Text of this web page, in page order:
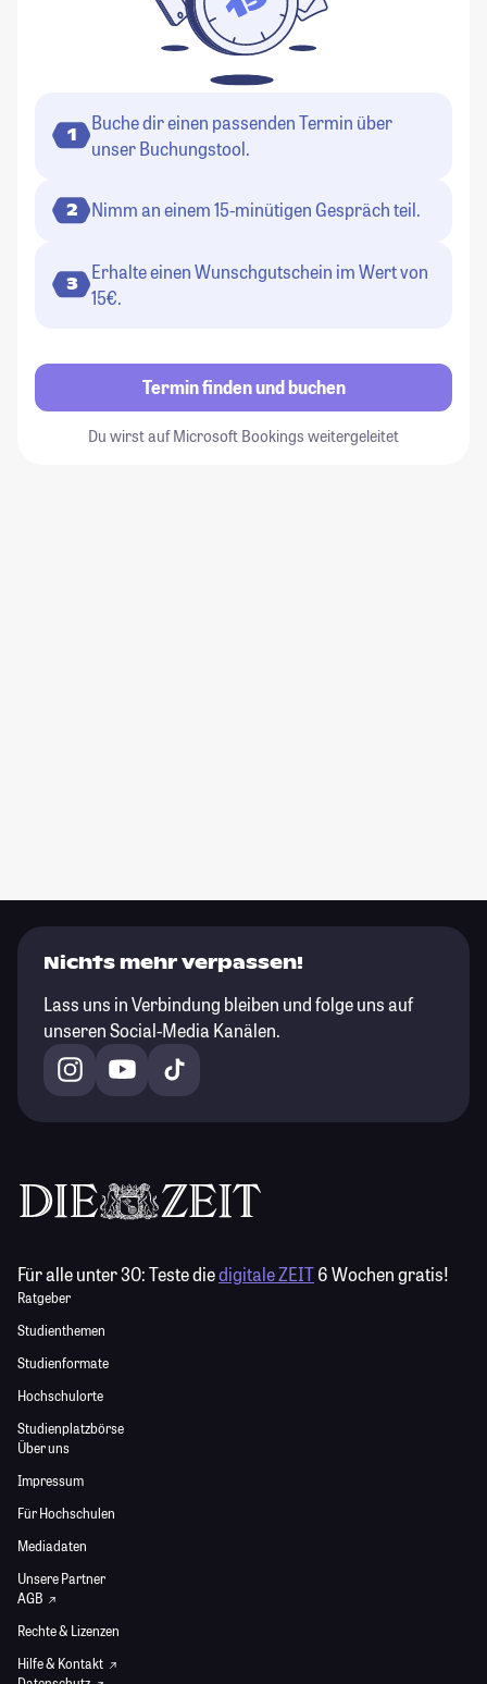
1
Buche dir einen passenden Termin über
unser Buchungstool.
2 Nimm an einem 15-minütigen Gespräch teil.
3
Erhalte einen Wunschgutschein im Wert von
15€.
Termin finden und buchen
Du wirst auf Microsoft Bookings weitergeleitet
Nichts mehr verpassen!
Lass uns in Verbindung bleiben und folge uns auf
unseren Social-Media Kanälen.
Für alle unter 30:Teste diedigitale ZEIT6 Wochen gratis!
Ratgeber
Studienthemen
Studienformate
Hochschulorte
Studienplatzbörse
Über uns
Impressum
Für Hochschulen
Mediadaten
Unsere Partner
AGB
Rechte & Lizenzen
Hilfe & Kontakt